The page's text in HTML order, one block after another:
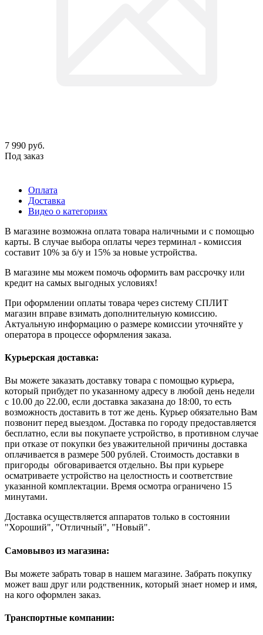
7 990 руб.
Под заказ
Оплата
Доставка
Видео о категориях
В магазине возможна оплата товара наличными и с помощью
карты. В случае выбора оплаты через терминал - комиссия
составит 10% за б/у и 15% за новые устройства.
В магазине мы можем помочь оформить вам рассрочку или
кредит на самых выгодных условиях!
При оформлении оплаты товара через систему СПЛИТ
магазин вправе взимать дополнительную комиссию.
Актуальную информацию о размере комиссии уточняйте у
оператора в процессе оформления заказа.
Курьерская доставка:
Вы можете заказать доставку товара с помощью курьера,
который прибудет по указанному адресу в любой день недели
с 10.00 до 22.00, если доставка заказана до 18:00, то есть
возможность доставить в тот же день. Курьер обязательно Вам
позвонит перед выездом. Доставка по городу предоставляется
бесплатно, если вы покупаете устройство, в противном случае
при отказе от покупки без уважительной причины доставка
оплачивается в размере 500 рублей. Стоимость доставки в
пригороды обговаривается отдельно. Вы при курьере
осматриваете устройство на целостность и соответствие
указанной комплектации. Время осмотра ограничено 15
минутами.
Доставка осуществляется аппаратов только в состоянии
"Хороший", "Отличный", "Новый".
Самовывоз из магазина:
Вы можете забрать товар в нашем магазине. Забрать покупку
может ваш друг или родственник, который знает номер и имя,
на кого оформлен заказ.
Транспортные компании: